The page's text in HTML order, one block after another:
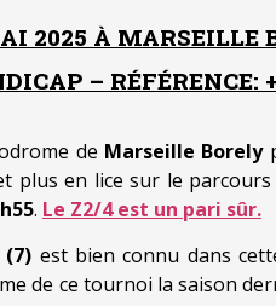
2025 À MARSEILLE
– RÉFÉRENCE:
de Marseille Borely
plus en lice sur le parcours
. Le Z2/4 est un pari sûr.
(7) est bien connu dans
de ce tournoi la saison